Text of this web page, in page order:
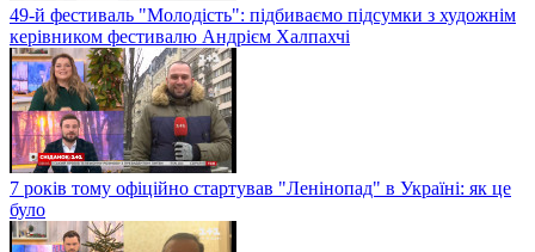
49-й фестиваль "Молодість": підбиваємо підсумки з художнім
керівником фестивалю Андрієм Халпахчі
7 років тому офіційно стартував "Ленінопад" в Україні: як це
було